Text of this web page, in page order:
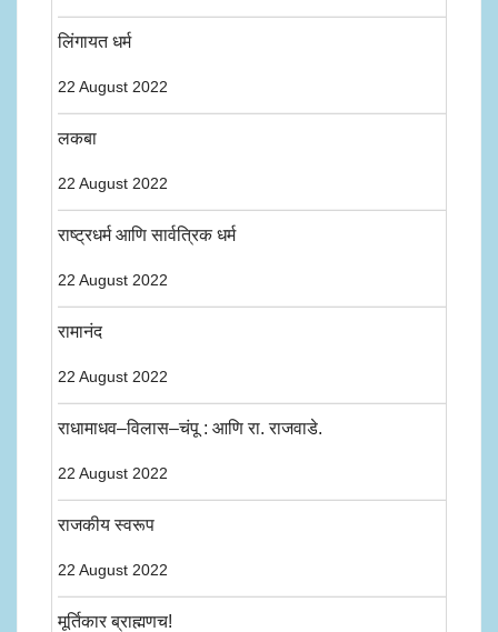
लिंगायत धर्म
22 August 2022
लकबा
22 August 2022
राष्ट्रधर्म आणि सार्वत्रिक धर्म
22 August 2022
रामानंद
22 August 2022
राधामाधव–विलास–चंपू : आणि रा. राजवाडे.
22 August 2022
राजकीय स्वरूप
22 August 2022
मूर्तिकार ब्राह्मणच!